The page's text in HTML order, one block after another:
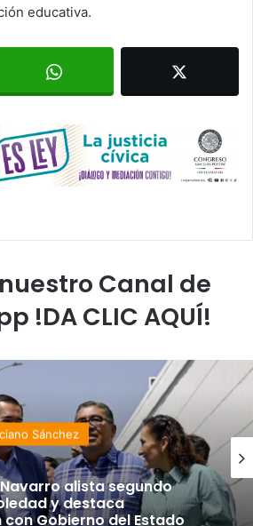
educativa.
Canal de
!DA CLIC AQUÍ!
Sánchez
alista segundo
y destaca
Gobierno del Estado